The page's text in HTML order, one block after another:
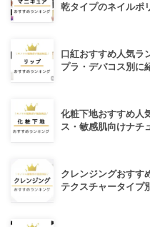
乾タイプのネイルポ
口紅おすすめ人気ラ
プラ・デパコス別に
化粧下地おすすめ人
ス・敏感肌向けナチ
クレンジングおすす
テクスチャータイプ